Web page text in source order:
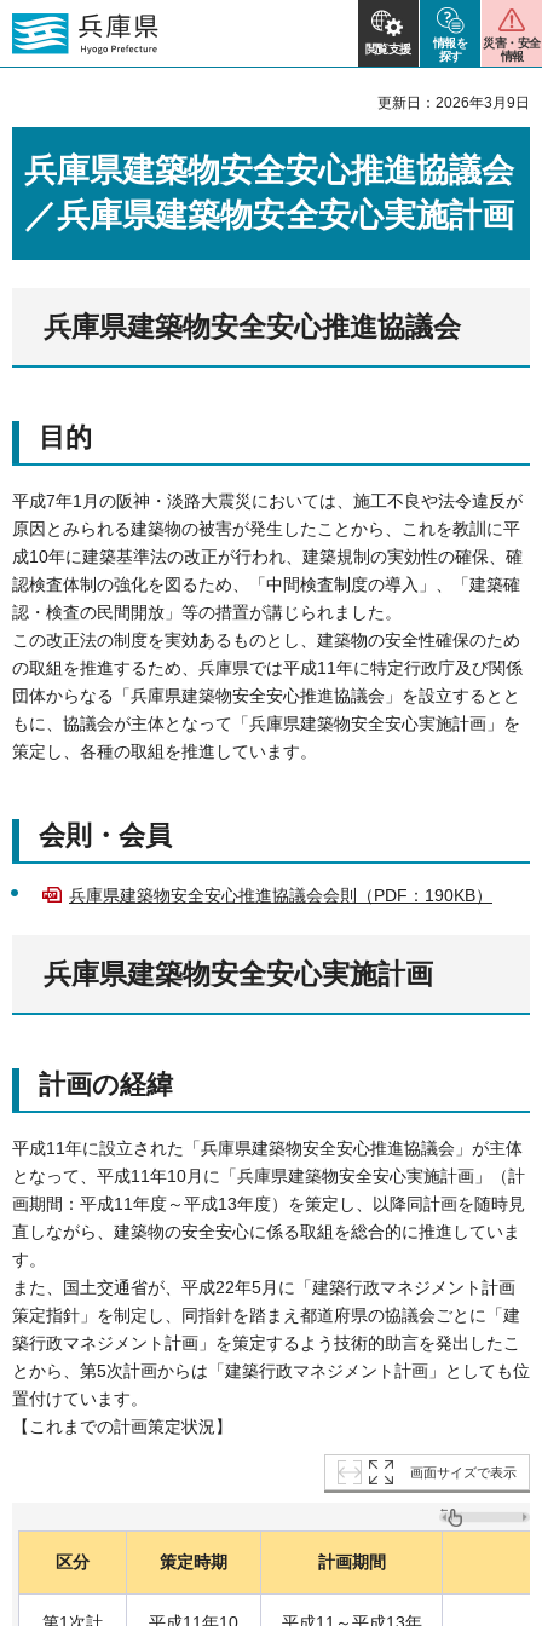
閲覧支援
情報を
探す
災害・安全
情報
更新日：2026年3月9日
兵庫県建築物安全安心推進協議会
／兵庫県建築物安全安心実施計画
兵庫県建築物安全安心推進協議会
目的
平成7年1月の阪神・淡路大震災においては、施工不良や法令違反が
原因とみられる建築物の被害が発生したことから、これを教訓に平
成10年に建築基準法の改正が行われ、建築規制の実効性の確保、確
認検査体制の強化を図るため、「中間検査制度の導入」、「建築確
認・検査の民間開放」等の措置が講じられました。
この改正法の制度を実効あるものとし、建築物の安全性確保のため
の取組を推進するため、兵庫県では平成11年に特定行政庁及び関係
団体からなる「兵庫県建築物安全安心推進協議会」を設立するとと
もに、協議会が主体となって「兵庫県建築物安全安心実施計画」を
策定し、各種の取組を推進しています。
会則・会員
兵庫県建築物安全安心推進協議会会則（PDF：190KB）
兵庫県建築物安全安心実施計画
計画の経緯
平成11年に設立された「兵庫県建築物安全安心推進協議会」が主体
となって、平成11年10月に「兵庫県建築物安全安心実施計画」（計
画期間：平成11年度～平成13年度）を策定し、以降同計画を随時見
直しながら、建築物の安全安心に係る取組を総合的に推進していま
す。
また、国土交通省が、平成22年5月に「建築行政マネジメント計画
策定指針」を制定し、同指針を踏まえ都道府県の協議会ごとに「建
築行政マネジメント計画」を策定するよう技術的助言を発出したこ
とから、第5次計画からは「建築行政マネジメント計画」としても位
置付けています。
【これまでの計画策定状況】
画面サイズで表示
区分 策定時期 計画期間